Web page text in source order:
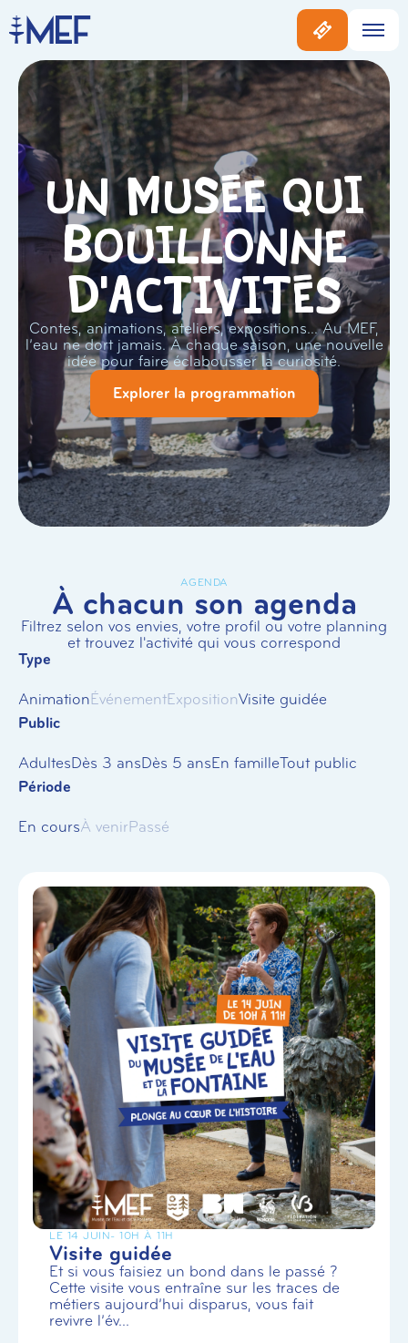
Un musée qui
bouillonne
d'activités
Contes, animations, ateliers, expositions… Au MEF,
l’eau ne dort jamais. À chaque saison, une nouvelle
idée pour faire éclabousser la curiosité.
Explorer la programmation
AGENDA
À chacun son agenda
Filtrez selon vos envies, votre profil ou votre planning
et trouvez l'activité qui vous correspond
Type
AnimationÉvénementExpositionVisite guidée
Public
AdultesDès 3 ansDès 5 ansEn familleTout public
Période
En coursÀ venirPassé
LE 14 JUIN- 10H À 11H
Visite guidée
Et si vous faisiez un bond dans le passé ?
Cette visite vous entraîne sur les traces de
métiers aujourd’hui disparus, vous fait
revivre l’év...